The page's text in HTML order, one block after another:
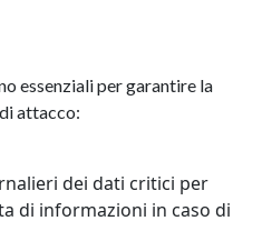
essenziali per garantire la
attacco:
dei dati critici per
di informazioni in caso di